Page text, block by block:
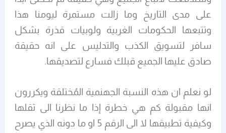
على مدى التاريخ وما زالت مستمرة ليومنا هذا
وتتبعها الحكومات الغربية ولوبيات قذرة بشكل
سافر لتسويق الكذب والتدليس على انه حقيقة
صادق عليها الجميع قبلك فسارع لتصديقها.
لو نعلم ان هذه النسبة الجهنمية المُختلقة ويكررون
انها مقبولة كم هي خطرة إذا ما نظرنا الى ثقلها
وكيفية تطبيقها لا الى الرقم 5 او ما دونه الذي يصرح